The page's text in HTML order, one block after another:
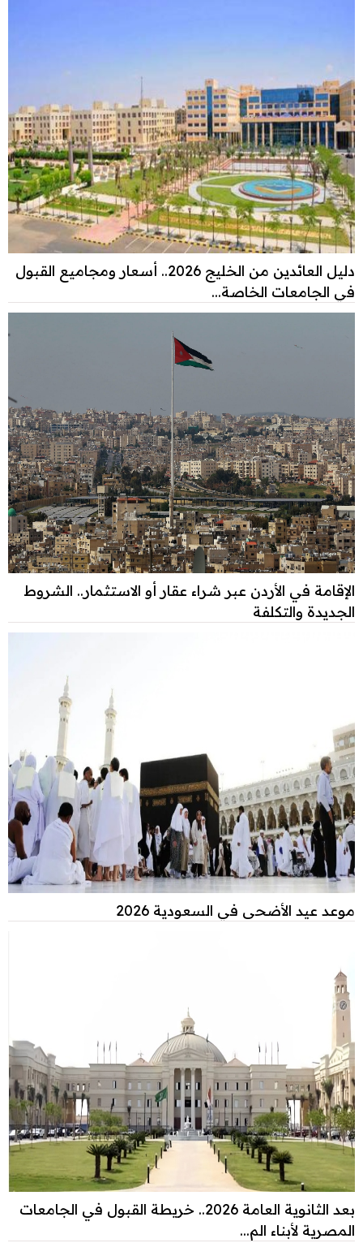
دليل العائدين من الخليج 2026.. أسعار ومجاميع القبول
في الجامعات الخاصة...
الإقامة في الأردن عبر شراء عقار أو الاستثمار.. الشروط
الجديدة والتكلفة
موعد عيد الأضحى في السعودية 2026
بعد الثانوية العامة 2026.. خريطة القبول في الجامعات
المصرية لأبناء الم...